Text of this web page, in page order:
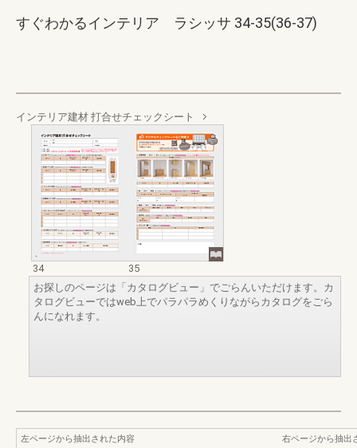
すぐわかるインテリア ラシッサ 34-35(36-37)
インテリア建材 打合せチェックシート
34
35
お探しのページは「カタログビュー」でごらんいただけます。カ
タログビューではweb上でパラパラめくりながらカタログをごら
んになれます。
左ページから抽出された内容
右ページから抽出